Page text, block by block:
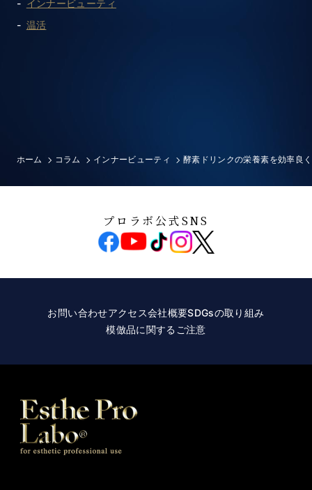
インナービューティ
温活
ホーム コラム インナービューティ 酵素ドリンクの栄養素を効率良
プロラボ公式SNS
お問い合わせアクセス会社概要SDGsの取り組み
模倣品に関するご注意